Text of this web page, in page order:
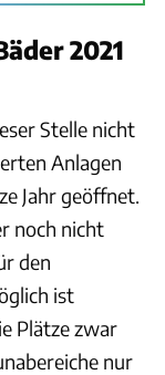
2021
Stelle nicht
Anlagen
Jahr geöffnet.
noch nicht
den
ist
Plätze zwar
nur